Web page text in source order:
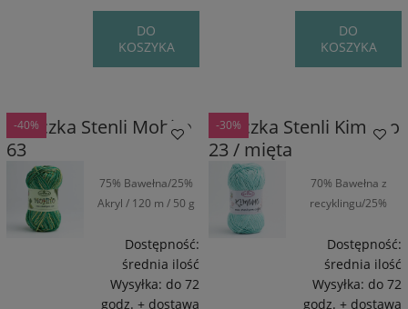
DO
KOSZYKA
DO
KOSZYKA
Włóczka Stenli Mohito
63
75% Bawełna/25%
Akryl / 120 m / 50 g
Dostępność:
średnia ilość
Wysyłka: do 72
godz. + dostawa
-40%
Włóczka Stenli Kimono
23 / mięta
70% Bawełna z
recyklingu/25%
Poliamid / 160 m /
50 g
Dostępność:
średnia ilość
Wysyłka: do 72
godz. + dostawa
-30%